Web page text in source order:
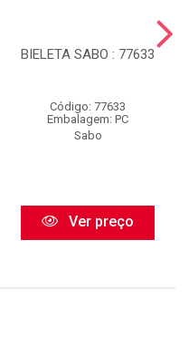
BIELETA SABO : 77633
Código: 77633
Embalagem: PC
Sabo
Ver preço